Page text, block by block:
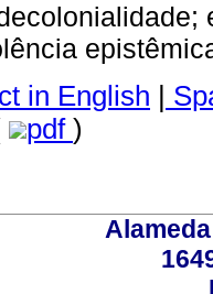
in English |
pdf )